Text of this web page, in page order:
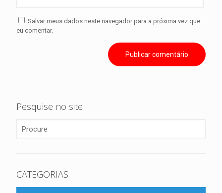
Salvar meus dados neste navegador para a próxima vez que
eu comentar.
Pesquise no site
CATEGORIAS